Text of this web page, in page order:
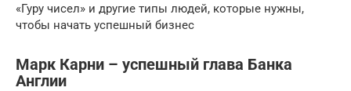
«Гуру чисел» и другие типы людей, которые нужны,
чтобы начать успешный бизнес
Марк Карни – успешный глава Банка
Англии